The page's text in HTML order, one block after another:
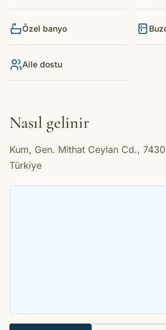
Özel banyo
Aile dostu
Nasıl gelinir
Kum, Gen. Mithat Ceylan Cd.,
Türkiye